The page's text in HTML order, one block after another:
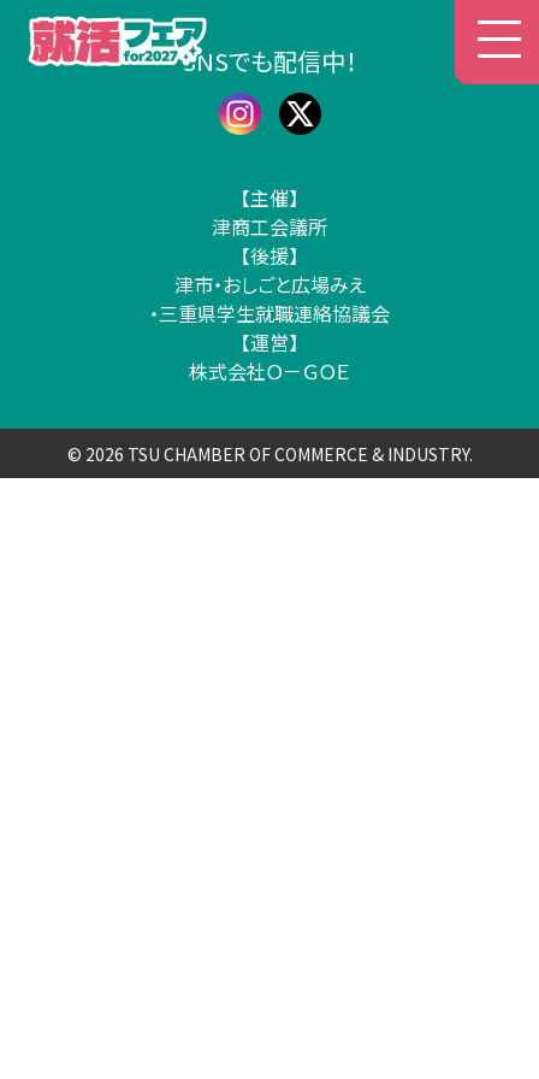
津商工会議所 就活
SNSでも配信中！
【主催】
津商工会議所
【後援】
津市・おしごと広場みえ
・三重県学生就職連絡協議会
【運営】
株式会社Ｏ－ＧＯＥ
© 2026 TSU CHAMBER OF COMMERCE & INDUSTRY.